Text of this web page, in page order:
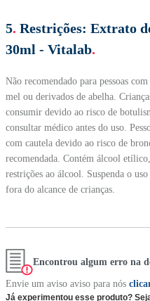
5. Restrições: Extrato
30ml - Vitalab.
Não recomendado para pessoas
mel ou derivados de abelha.
consumir devido ao risco de
consultar médico antes do uso.
com cautela devido ao risco de
recomendada. Contém álcool
restrições ao álcool. Suspenda o
fora do alcance de crianças.
Encontrou algum erro na
Envie um aviso aviso para nós
Já experimentou esse produto?